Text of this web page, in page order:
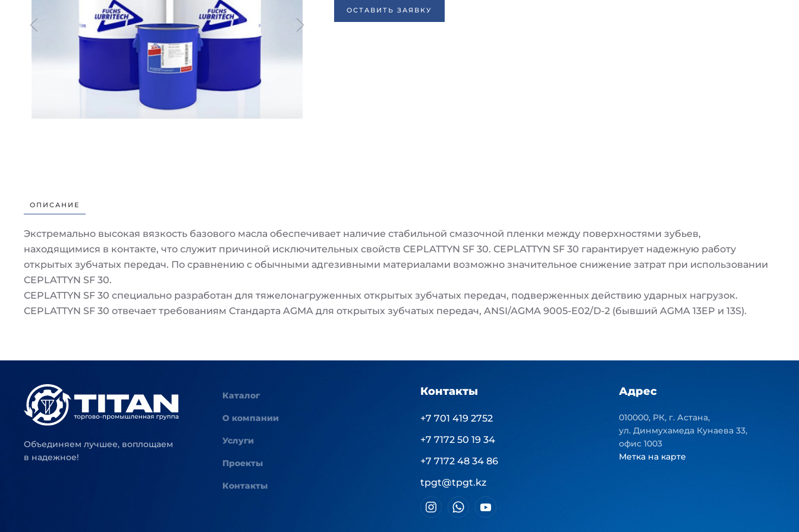
ОСТАВИТЬ ЗАЯВКУ
ОПИСАНИЕ
Экстремально высокая вязкость базового масла обеспечивает наличие стабильной смазочной пленки между поверхностями зубьев,
находящимися в контакте, что служит причиной исключительных свойств CEPLATTYN SF 30. CEPLATTYN SF 30 гарантирует надежную работу
открытых зубчатых передач. По сравнению с обычными адгезивными материалами возможно значительное снижение затрат при использовании
CEPLATTYN SF 30.
CEPLATTYN SF 30 специально разработан для тяжелонагруженных открытых зубчатых передач, подверженных действию ударных нагрузок.
CEPLATTYN SF 30 отвечает требованиям Стандарта AGMA для открытых зубчатых передач, ANSI/AGMA 9005-E02/D-2 (бывший AGMA 13EP и 13S).
Объединяем лучшее, воплощаем
в надежное!
Каталог
О компании
Услуги
Проекты
Контакты
Контакты
+7 701 419 2752
+7 7172 50 19 34
+7 7172 48 34 86
tpgt@tpgt.kz
Адрес
010000, РК, г. Астана,
ул. Динмухамеда Кунаева 33,
офис 1003
Метка на карте